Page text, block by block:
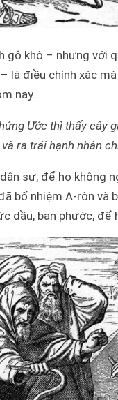
gỗ khô – nhưng với
là điều chính xác
nay.
Ước thì thấy cây
ra trái hạnh nhân
sự, để họ không
bổ nhiệm A-rôn và
dầu, ban phước,